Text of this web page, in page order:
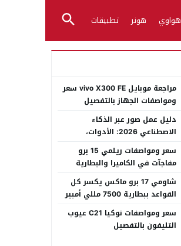
هواوي هونر تطبيقات
مراجعة موبايل vivo X300 FE سعر
ومواصفات الجهاز بالتفصيل
دليل عمل صور عبر الذكاء
الاصطناعي 2026: الأدوات،
سعر ومواصفات ريلمي 15 برو
مفاجآت في الكاميرا والبطارية
شاومي 17 برو ماكس يكسر كل
القواعد ببطارية 7500 مللي أمبير
سعر ومواصفات نوكيا C21 عيوب
التليفون بالتفصيل